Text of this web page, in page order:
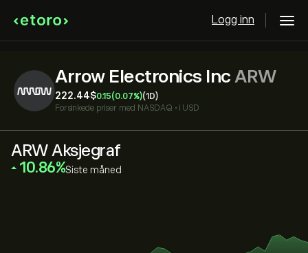
Logg inn
Arrow Electronics Inc ARW
222.44‎$‎0.15(0.07%)(1D)
Forsinkede priser med NASDAQ • i USD
ARW Aksjegraf
‎10.86‎ Siste måned